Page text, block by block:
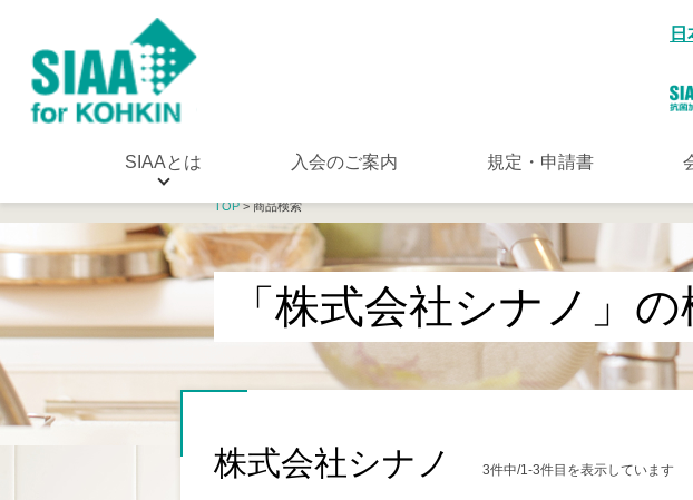
SIAAとは 入会のご案内 規定・申請書
TOP> 商品検索
「株式会社シナノ」
株式会社シナノ 3件中/1-3件目を表示しています